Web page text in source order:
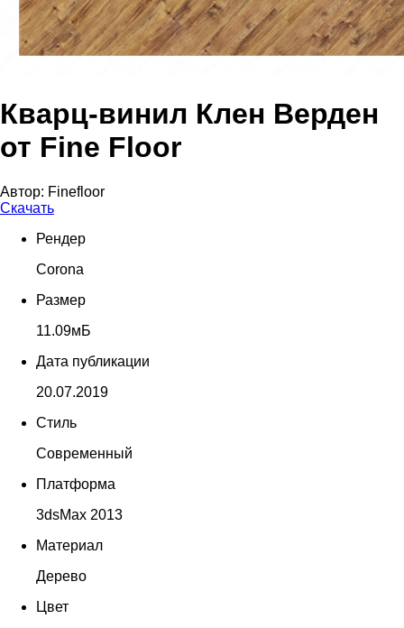
Кварц-винил Клен Верден
от Fine Floor
Автор: Finefloor
Скачать
Рендер
Corona
Размер
11.09мБ
Дата публикации
20.07.2019
Стиль
Современный
Платформа
3dsMax 2013
Материал
Дерево
Цвет